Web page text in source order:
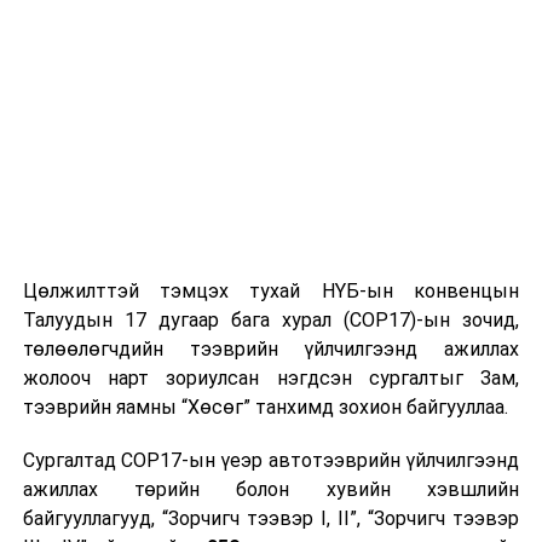
Цөлжилттэй тэмцэх тухай НҮБ-ын конвенцын
Талуудын 17 дугаар бага хурал (COP17)-ын зочид,
төлөөлөгчдийн тээврийн үйлчилгээнд ажиллах
жолооч нарт зориулсан нэгдсэн сургалтыг Зам,
тээврийн яамны “Хөсөг” танхимд зохион байгууллаа.
Сургалтад COP17-ын үеэр автотээврийн үйлчилгээнд
ажиллах төрийн болон хувийн хэвшлийн
байгууллагууд, “Зорчигч тээвэр I, II”, “Зорчигч тээвэр